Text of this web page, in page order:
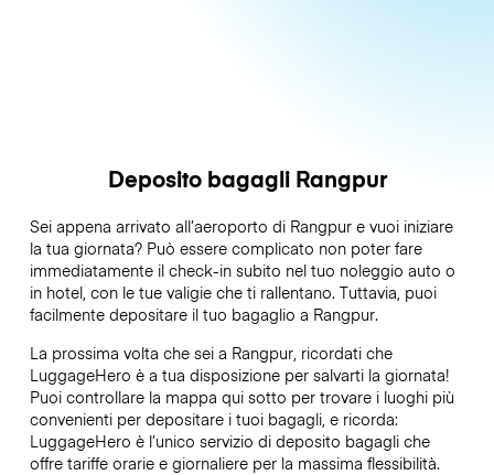
Deposito bagagli Rangpur
Sei appena arrivato all’aeroporto di Rangpur e vuoi iniziare
la tua giornata? Può essere complicato non poter fare
immediatamente il check-in subito nel tuo noleggio auto o
in hotel, con le tue valigie che ti rallentano. Tuttavia, puoi
facilmente depositare il tuo bagaglio a Rangpur.
La prossima volta che sei a Rangpur, ricordati che
LuggageHero è a tua disposizione per salvarti la giornata!
Puoi controllare la mappa qui sotto per trovare i luoghi più
convenienti per depositare i tuoi bagagli, e ricorda:
LuggageHero è l’unico servizio di deposito bagagli che
offre tariffe orarie e giornaliere per la massima flessibilità.